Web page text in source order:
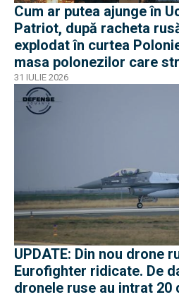
Cum ar putea ajunge în
Patriot, după racheta
explodat în curtea
masa polonezilor care
31 IULIE 2026
UPDATE: Din nou drone
Eurofighter ridicate. De
dronele ruse au intrat 20